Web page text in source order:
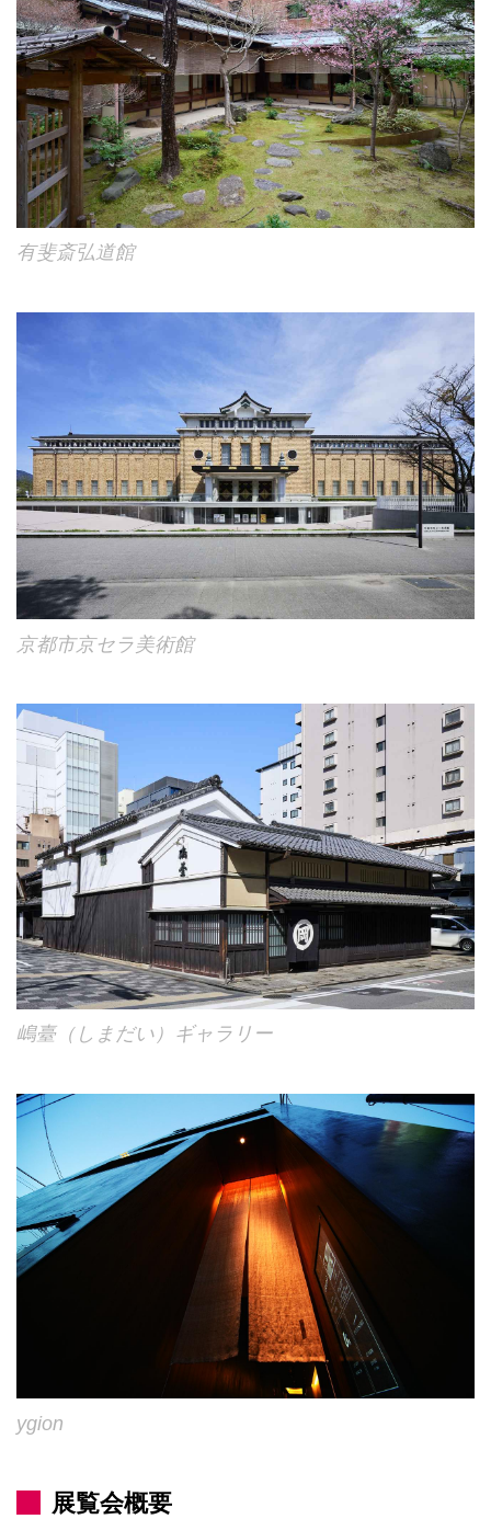
有斐斎弘道館
京都市京セラ美術館
嶋臺（しまだい）ギャラリー
ygion
展覧会概要